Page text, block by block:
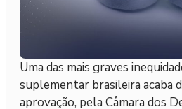
Uma das mais graves
suplementar brasileira acaba
aprovação, pela Câmara dos